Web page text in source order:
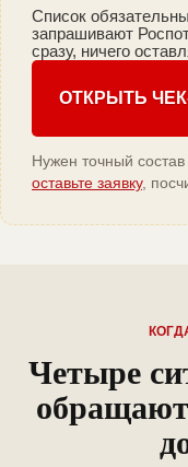
Список
запрашивают
сразу, ничего
ОТКРЫТЬ
Нужен точный
оставьте заявку,
Четыре